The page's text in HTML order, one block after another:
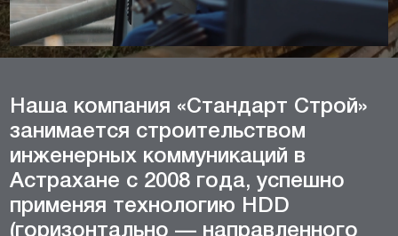
Наша компания «Стандарт Строй»
занимается строительством
инженерных коммуникаций в
Астрахане с 2008 года, успешно
применяя технологию HDD
(горизонтально — направленного